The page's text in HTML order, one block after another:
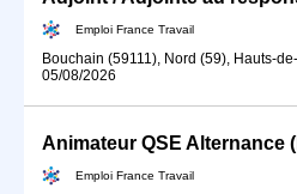
Emploi France Travail
Bouchain (59111), Nord (59), Hauts-
05/08/2026
Animateur QSE Alternance
Emploi France Travail